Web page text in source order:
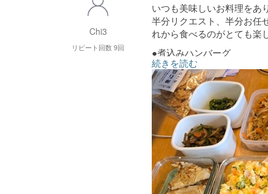
Chi3
リピート回数 9回
いつも美味しいお料理をあ
半分リクエスト、半分お任
れから食べるのがとても楽
●煮込みハンバーグ
●鶏ももと白菜の豆乳クリー
●大根餅
●ポテトサラダ
●かぼちゃサラダ
●切り干し大根煮
●茄子とひき肉のトロトロ
●五目きんぴら
●キャベツと蓮根のごまポ
●ピーマンの塩昆布和え
●白菜の中華風酢の物
続きを読む